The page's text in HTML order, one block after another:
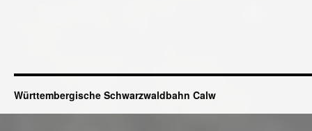
Württembergische Schwarzwaldbahn Calw